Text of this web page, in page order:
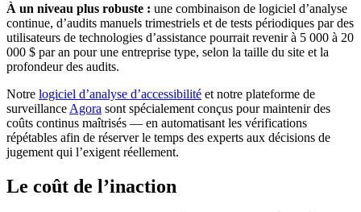
À un niveau plus robuste : une combinaison de logiciel d’analyse
continue, d’audits manuels trimestriels et de tests périodiques par des
utilisateurs de technologies d’assistance pourrait revenir à 5 000 à 20
000 $ par an pour une entreprise type, selon la taille du site et la
profondeur des audits.
Notre logiciel d’analyse d’accessibilité et notre plateforme de
surveillance Agora sont spécialement conçus pour maintenir des
coûts continus maîtrisés — en automatisant les vérifications
répétables afin de réserver le temps des experts aux décisions de
jugement qui l’exigent réellement.
Le coût de l’inaction